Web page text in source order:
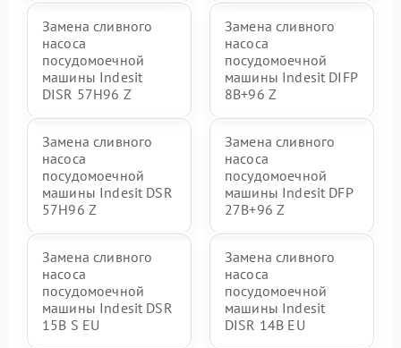
Замена сливного
насоса
посудомоечной
машины Indesit
DISR 57H96 Z
Замена сливного
насоса
посудомоечной
машины Indesit DIFP
8B+96 Z
Замена сливного
насоса
посудомоечной
машины Indesit DSR
57H96 Z
Замена сливного
насоса
посудомоечной
машины Indesit DFP
27B+96 Z
Замена сливного
насоса
посудомоечной
машины Indesit DSR
15B S EU
Замена сливного
насоса
посудомоечной
машины Indesit
DISR 14B EU